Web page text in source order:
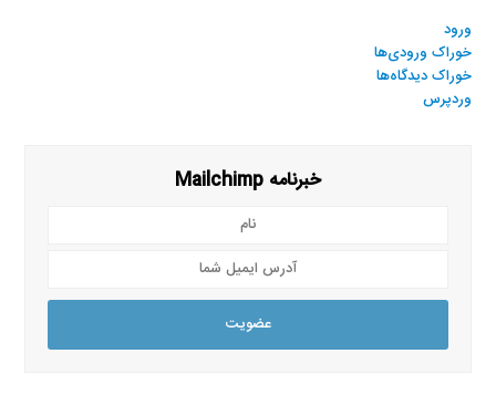
ورود
خوراک ورودی‌ها
خوراک دیدگاه‌ها
وردپرس
خبرنامه Mailchimp
شما
عضویت